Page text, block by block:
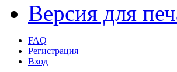
Версия для
FAQ
Регистрация
Вход